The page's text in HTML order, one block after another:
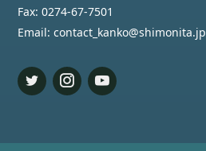
Fax: 0274-67-7501
Email: contact_kanko@shimonita.jp